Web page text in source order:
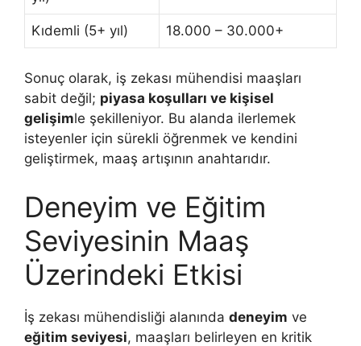
Kıdemli (5+ yıl) 18.000 – 30.000+
Sonuç olarak, iş zekası mühendisi maaşları
sabit değil; piyasa koşulları ve kişisel
gelişimle şekilleniyor. Bu alanda ilerlemek
isteyenler için sürekli öğrenmek ve kendini
geliştirmek, maaş artışının anahtarıdır.
Deneyim ve Eğitim
Seviyesinin Maaş
Üzerindeki Etkisi
İş zekası mühendisliği alanında deneyim ve
eğitim seviyesi, maaşları belirleyen en kritik